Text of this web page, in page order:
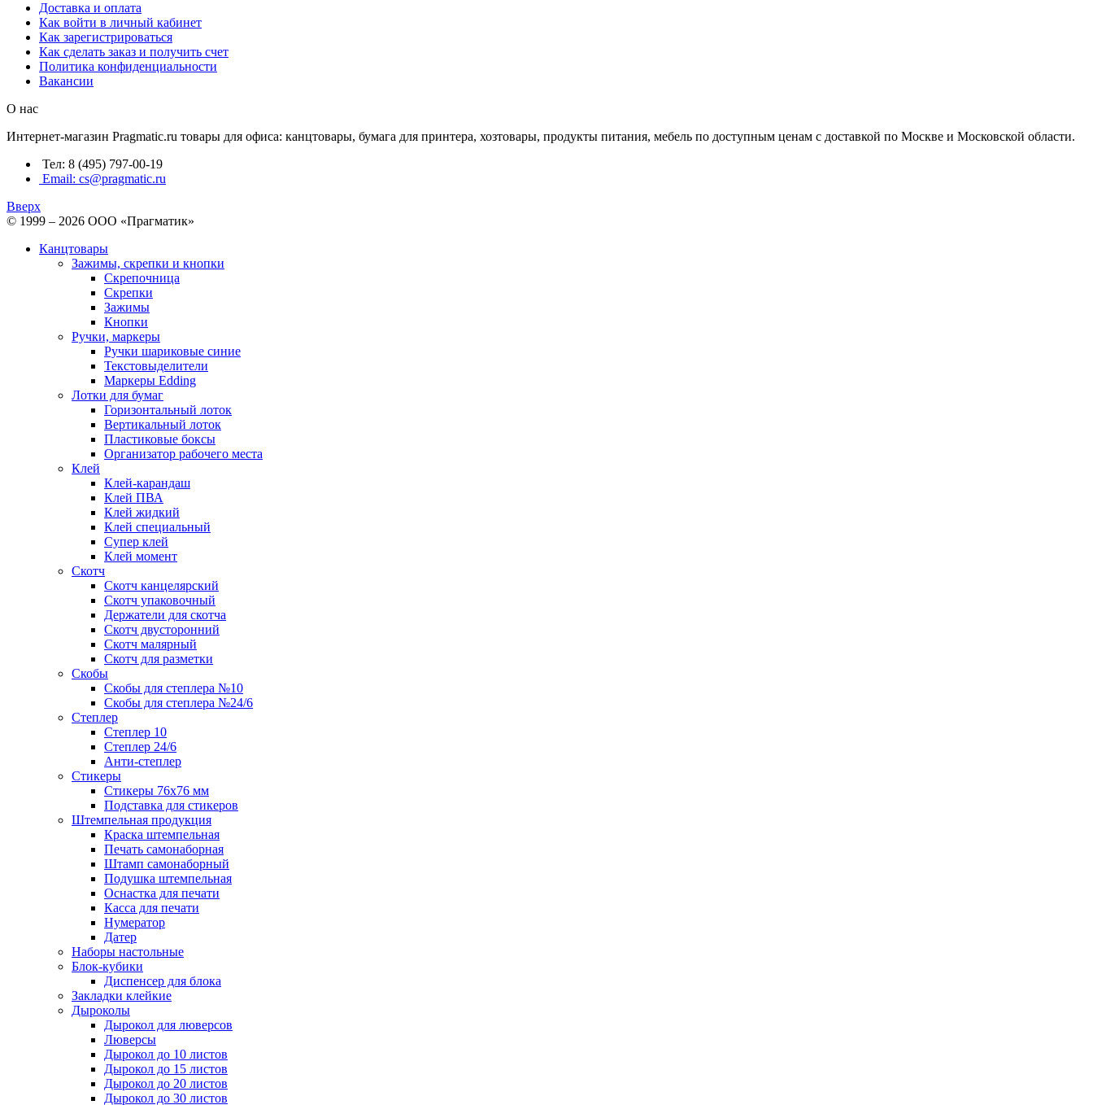
Доставка и оплата
Как войти в личный кабинет
Как зарегистрироваться
Как сделать заказ и получить счет
Политика конфиденциальности
Вакансии
О нас
Интернет-магазин Pragmatic.ru товары для офиса: канцтовары, бумага для принтера, хозтовары, продукты питания, мебель по доступным ценам с доставкой по Москве и Московской области.
Тел: 8 (495) 797-00-19
Email: cs@pragmatic.ru
Вверх
© 1999 – 2026 ООО «Прагматик»
Канцтовары
Зажимы, скрепки и кнопки
Скрепочница
Скрепки
Зажимы
Кнопки
Ручки, маркеры
Ручки шариковые синие
Текстовыделители
Маркеры Edding
Лотки для бумаг
Горизонтальный лоток
Вертикальный лоток
Пластиковые боксы
Организатор рабочего места
Клей
Клей-карандаш
Клей ПВА
Клей жидкий
Клей специальный
Супер клей
Клей момент
Скотч
Скотч канцелярский
Скотч упаковочный
Держатели для скотча
Скотч двусторонний
Скотч малярный
Скотч для разметки
Скобы
Скобы для степлера №10
Скобы для степлера №24/6
Степлер
Степлер 10
Степлер 24/6
Анти-степлер
Стикеры
Стикеры 76x76 мм
Подставка для стикеров
Штемпельная продукция
Краска штемпельная
Печать самонаборная
Штамп самонаборный
Подушка штемпельная
Оснастка для печати
Касса для печати
Нумератор
Датер
Наборы настольные
Блок-кубики
Диспенсер для блока
Закладки клейкие
Дыроколы
Дырокол для люверсов
Люверсы
Дырокол до 10 листов
Дырокол до 15 листов
Дырокол до 20 листов
Дырокол до 30 листов